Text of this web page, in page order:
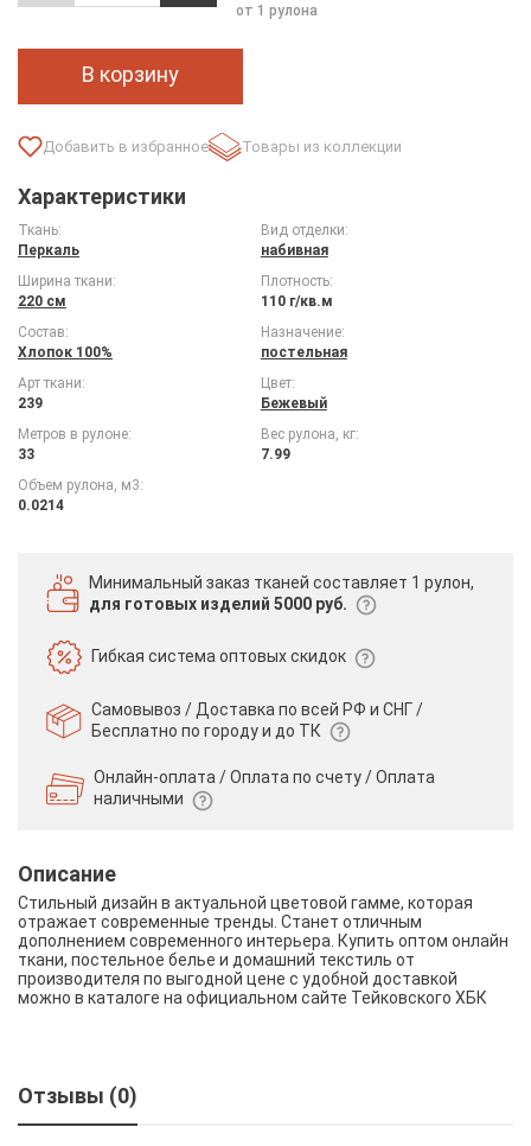
от 1 рулона
В корзину
Товары из коллекции
Характеристики
Ткань:
Перкаль
Вид отделки:
набивная
Ширина ткани:
220 см
Плотность:
110 г/кв.м
Состав:
Хлопок 100%
Назначение:
постельная
Арт ткани:
239
Цвет:
Бежевый
Метров в рулоне:
33
Вес рулона, кг:
7.99
Объем рулона, м3:
0.0214
Минимальный заказ тканей составляет 1 рулон,
для готовых изделий 5000 руб.
Гибкая системаоптовых скидок
Самовывоз / Доставка по всей РФ и СНГ /
Бесплатно по городу и до ТК
Онлайн-оплата / Оплата по счету /Оплата
наличными
Описание
Стильный дизайн в актуальной цветовой гамме, которая
отражает современные тренды. Станет отличным
дополнением современного интерьера. Купить оптом онлайн
ткани, постельное белье и домашний текстиль от
производителя по выгодной цене с удобной доставкой
можно в каталоге на официальном сайте Тейковского ХБК
Отзывы (0)